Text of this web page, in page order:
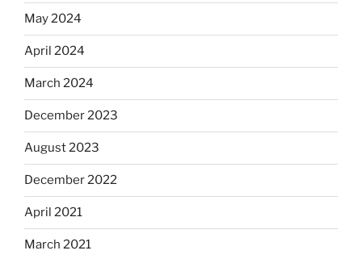
May 2024
April 2024
March 2024
December 2023
August 2023
December 2022
April 2021
March 2021